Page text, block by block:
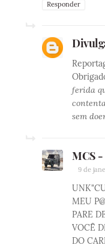
Responder
ferida
sem
MCS -
9 de
MEU
PARE
VOCÊ
DO